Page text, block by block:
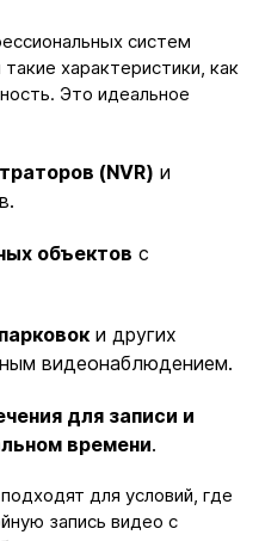
систем
характеристики, как
Это идеальное
(NVR) и
объектов с
и других
видеонаблюдением.
для записи и
времени.
для условий, где
запись видео с